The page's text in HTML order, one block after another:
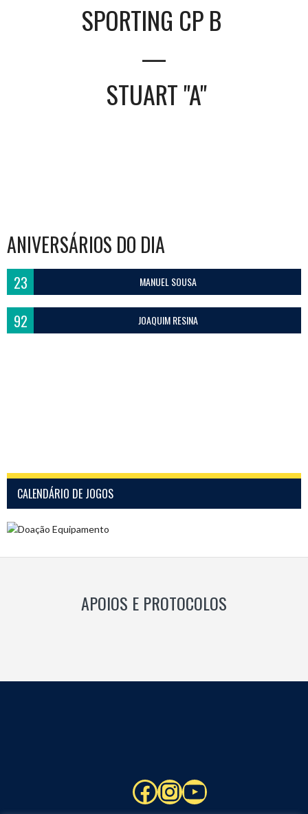
SPORTING CP B
—
STUART "A"
ANIVERSÁRIOS DO DIA
23 MANUEL SOUSA
92 JOAQUIM RESINA
CALENDÁRIO DE JOGOS
APOIOS E PROTOCOLOS
Facebook
Instagram
YouTube